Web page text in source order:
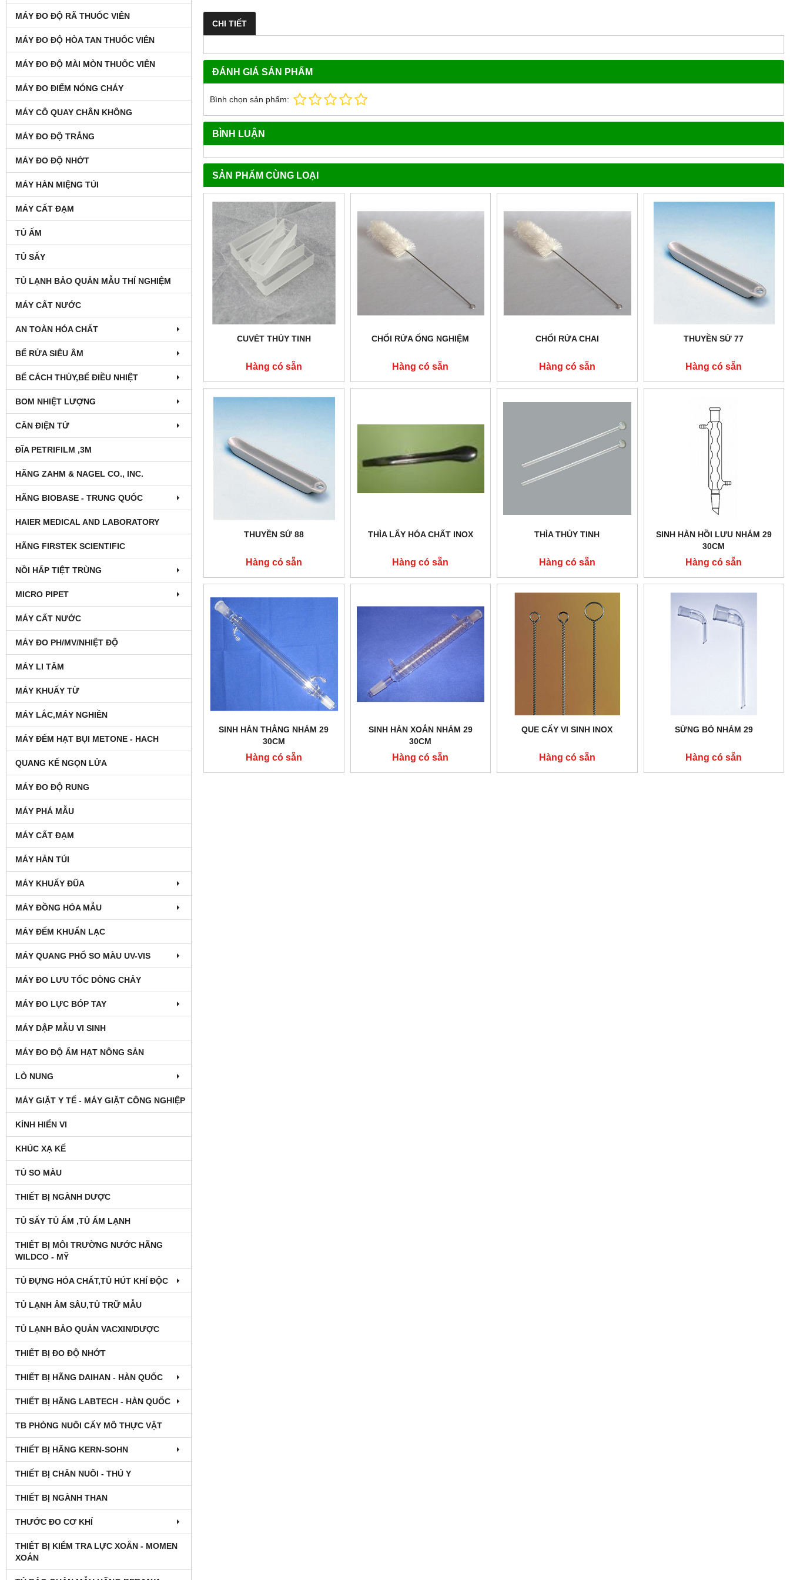
MÁY ĐO ĐỘ RÃ THUỐC VIÊN
MÁY ĐO ĐỘ HÒA TAN THUỐC VIÊN
MÁY ĐO ĐỘ MÀI MÒN THUỐC VIÊN
MÁY ĐO ĐIỂM NÓNG CHÁY
MÁY CÔ QUAY CHÂN KHÔNG
MÁY ĐO ĐỘ TRẮNG
MÁY ĐO ĐỘ NHỚT
MÁY HÀN MIỆNG TÚI
MÁY CẤT ĐẠM
TỦ ẤM
TỦ SẤY
TỦ LẠNH BẢO QUẢN MẪU THÍ NGHIỆM
MÁY CẤT NƯỚC
AN TOÀN HÓA CHẤT
BỂ RỬA SIÊU ÂM
BỂ CÁCH THỦY,BỂ ĐIỀU NHIỆT
BOM NHIỆT LƯỢNG
CÂN ĐIỆN TỬ
ĐĨA PETRIFILM ,3M
HÃNG ZAHM & NAGEL CO., INC.
HÃNG BIOBASE - TRUNG QUỐC
HAIER MEDICAL AND LABORATORY
HÃNG FIRSTEK SCIENTIFIC
NỒI HẤP TIỆT TRÙNG
MICRO PIPET
MÁY CẤT NƯỚC
MÁY ĐO PH/MV/NHIỆT ĐỘ
MÁY LI TÂM
MÁY KHUẤY TỪ
MÁY LẮC,MÁY NGHIỀN
MÁY ĐẾM HẠT BỤI METONE - HACH
QUANG KẾ NGỌN LỬA
MÁY ĐO ĐỘ RUNG
MÁY PHÁ MẪU
MÁY CẤT ĐẠM
MÁY HÀN TÚI
MÁY KHUẤY ĐŨA
MÁY ĐỒNG HÓA MẪU
MÁY ĐẾM KHUẨN LẠC
MÁY QUANG PHỔ SO MÀU UV-VIS
MÁY ĐO LƯU TỐC DÒNG CHẢY
MÁY ĐO LỰC BÓP TAY
MÁY DẬP MẪU VI SINH
MÁY ĐO ĐỘ ẨM HẠT NÔNG SẢN
LÒ NUNG
MÁY GIẶT Y TẾ - MÁY GIẶT CÔNG NGHIỆP
KÍNH HIỂN VI
KHÚC XẠ KẾ
TỦ SO MÀU
THIẾT BỊ NGÀNH DƯỢC
TỦ SẤY TỦ ẤM ,TỦ ẤM LẠNH
THIẾT BỊ MÔI TRƯỜNG NƯỚC HÃNG
WILDCO - MỸ
TỦ ĐỰNG HÓA CHẤT,TỦ HÚT KHÍ ĐỘC
TỦ LẠNH ÂM SÂU,TỦ TRỮ MẪU
TỦ LẠNH BẢO QUẢN VACXIN/DƯỢC
THIẾT BỊ ĐO ĐỘ NHỚT
THIẾT BỊ HÃNG DAIHAN - HÀN QUỐC
THIẾT BỊ HÃNG LABTECH - HÀN QUỐC
TB PHÒNG NUÔI CẤY MÔ THỰC VẬT
THIẾT BỊ HÃNG KERN-SOHN
THIẾT BỊ CHĂN NUÔI - THÚ Y
THIẾT BỊ NGÀNH THAN
THƯỚC ĐO CƠ KHÍ
THIẾT BỊ KIỂM TRA LỰC XOẮN - MOMEN
XOẮN
CHI TIẾT
ĐÁNH GIÁ SẢN PHẨM
Bình chọn sản phẩm:
BÌNH LUẬN
SẢN PHẨM CÙNG LOẠI
CUVÉT THỦY TINH
Hàng có sẵn
CHỔI RỬA ỐNG NGHIỆM
Hàng có sẵn
CHỔI RỬA CHAI
Hàng có sẵn
THUYỀN SỨ 77
Hàng có sẵn
THUYỀN SỨ 88
Hàng có sẵn
THÌA LẤY HÓA CHẤT INOX
Hàng có sẵn
THÌA THỦY TINH
Hàng có sẵn
SINH HÀN HỒI LƯU NHÁM 29
30CM
Hàng có sẵn
SINH HÀN THẲNG NHÁM 29
30CM
Hàng có sẵn
SINH HÀN XOẮN NHÁM 29
30CM
Hàng có sẵn
QUE CẤY VI SINH INOX
Hàng có sẵn
SỪNG BÒ NHÁM 29
Hàng có sẵn